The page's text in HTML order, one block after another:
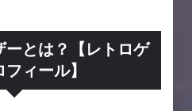
ーとは？【レトロゲ
ィール】